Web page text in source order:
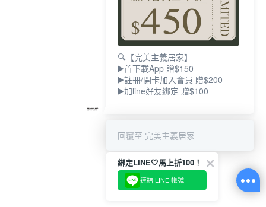
🔍【完美主義居家】
▶️首下載App 贈$150
▶️註冊/開卡加入會員 贈$200
▶️加line好友綁定 贈$100
回覆至 完美主義居家
綁定LINE🤍馬上折100！
連結 LINE 帳號